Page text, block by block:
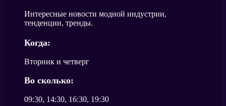
Интересные новости модной индустрии,
тенденции, тренды.
Когда:
Вторник и четверг
Во сколько:
09:30, 14:30, 16:30, 19:30